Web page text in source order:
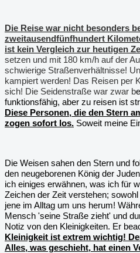
Die Reise war nicht besonders
zweitausendfünfhundert
ist kein Vergleich zur heutigen
setzen und mit 180 km/h auf der
schwierige Straßenverhältnisse!
kampiert werden! Das Reisen per
sich! Die Seidenstraße war zwar b
funktionsfähig, aber zu reisen ist
Diese Personen, die den Stern
zogen sofort los. Soweit meine
Die Weisen sahen den Stern und
den neugeborenen König der
ich einiges erwähnen, was ich für
Zeichen der Zeit verstehen;
jene im Alltag um uns herum!
Mensch 'seine Straße zieht' und
Notiz von den Kleinigkeiten. Er
Kleinigkeit ist extrem wichtig!
Alles, was geschieht, hat einen